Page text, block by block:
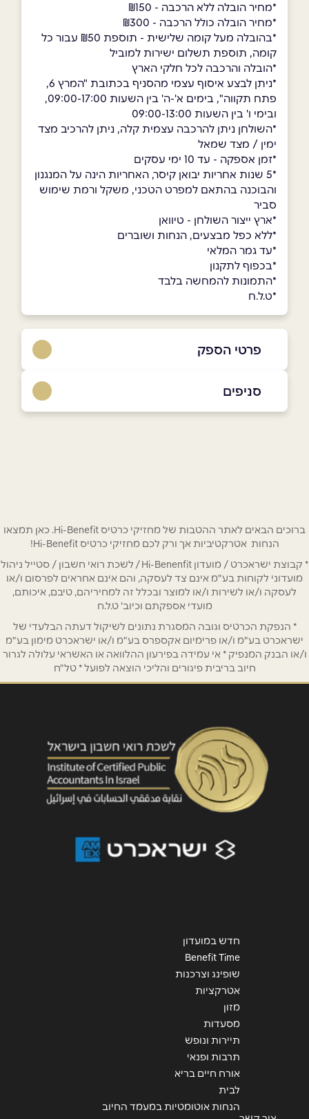
*מחיר הובלה ללא הרכבה - ₪150
*מחיר הובלה כולל הרכבה - ₪300
*בהובלה מעל קומה שלישית - תוספת ₪50 עבור כל
קומה, תוספת תשלום ישירות למוביל
*הובלה והרכבה לכל חלקי הארץ
*ניתן לבצע איסוף עצמי מהסניף בכתובת "המרץ 6,
פתח תקווה", בימים א'-ה' בין השעות 09:00-17:00,
ובימי ו' בין השעות 09:00-13:00
ָׂ*השולחן ניתן להרכבה עצמית קלה, ניתן להרכיב מצד
ימין / מצד שמאל
*זמן אספקה - עד 10 ימי עסקים
*5 שנות אחריות יבואן קיסר, האחריות הינה על המנגנון
והבוכנה בהתאם למפרט הטכני, משקל ורמת שימוש
סביר
*ארץ ייצור השולחן - טיוואן
*ללא כפל מבצעים, הנחות ושוברים
*עד גמר המלאי
*בכפוף לתקנון
*התמונות להמחשה בלבד
*ט.ל.ח
פרטי הספק
באתר בפייסבוק באינסטגרם
טלפון*
אימייל *
אנא חזרו אלי בקשר ל...
הודעה *
שליחה
סניפים
ברוכים הבאים לאתר ההטבות של מחזיקי כרטיס Hi-Benefit. כאן תמצאו
הנחות אטרקטיביות אך ורק לכם מחזיקי כרטיס Hi-Benefit!
* קבוצת ישראכרט / מועדון Hi-Benenfit / לשכת רואי חשבון / סטייל ניהול
מועדוני לקוחות בע"מ אינם צד לעסקה, והם אינם אחראים לפרסום ו/או
לעסקה ו/או לשירות ו/או למוצר ובכלל זה למחיריהם, טיבם, איכותם,
מועדי אספקתם וכיוב' ט.ל.ח
* הנפקת הכרטיס וגובה המסגרת נתונים לשיקול דעתה הבלעדי של
ישראכרט בע"מ ו/או פרימיום אקספרס בע"מ ו/או ישראכרט מימון בע"מ
ו/או הבנק המנפיק * אי עמידה בפירעון ההלוואה או האשראי עלולה לגרור
חיוב בריבית פיגורים והליכי הוצאה לפועל * טל"ח
חדש במועדון
Benefit Time
שופינג וצרכנות
אטרקציות
מזון
מסעדות
תיירות ונופש
תרבות ופנאי
אורח חיים בריא
לבית
הנחות אוטומטיות במעמד החיוב